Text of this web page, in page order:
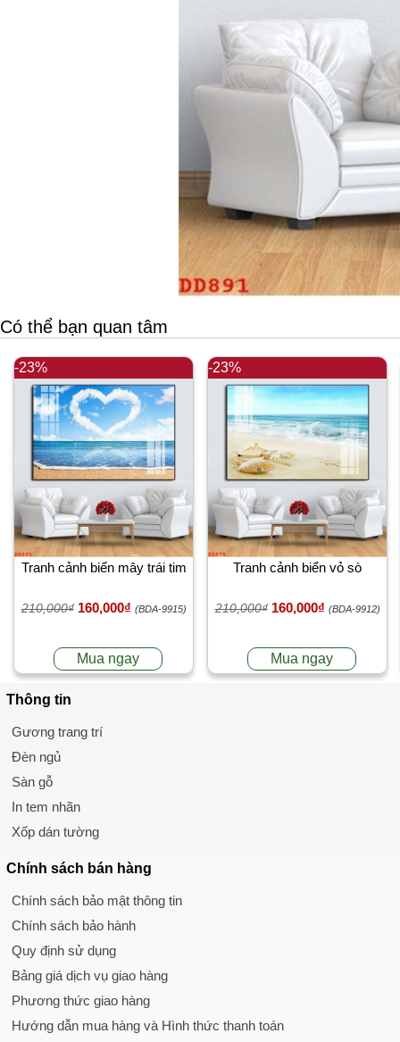
Có thể bạn quan tâm
-23%
Tranh cảnh biển mây trái tim
210,000₫ 160,000₫ (BDA-9915)
Mua ngay
-23%
Tranh cảnh biển vỏ sò
210,000₫ 160,000₫ (BDA-9912)
Mua ngay
Thông tin
Gương trang trí
Đèn ngủ
Sàn gỗ
In tem nhãn
Xốp dán tường
Chính sách bán hàng
Chính sách bảo mật thông tin
Chính sách bảo hành
Quy định sử dụng
Bảng giá dịch vụ giao hàng
Phương thức giao hàng
Hướng dẫn mua hàng và Hình thức thanh toán